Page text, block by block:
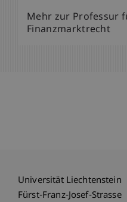
Mehr zur Professur
Finanzmarktrecht
Universität Liechtenstein
Fürst-Franz-Josef-Strasse